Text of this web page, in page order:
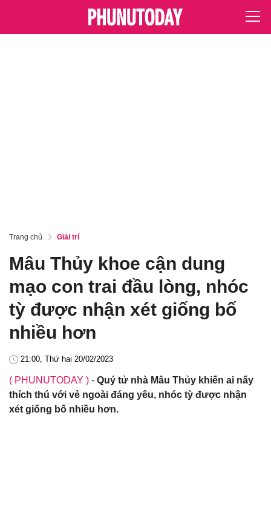
Trang chủ Giải trí
Mâu Thủy khoe cận dung
mạo con trai đầu lòng, nhóc
tỳ được nhận xét giống bố
nhiều hơn
21:00, Thứ hai 20/02/2023
( PHUNUTODAY ) - Quý tử nhà Mâu Thủy khiến ai nấy
thích thú với vẻ ngoài đáng yêu, nhóc tỳ được nhận
xét giống bố nhiều hơn.